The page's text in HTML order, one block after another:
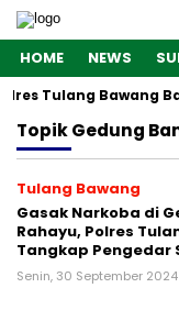
HOME NEWS
Tulang Bawang
TopikGedung
Tulang Bawang
Gasak Narkoba di
Rahayu, Polres
Tangkap Pengedar
Senin, 30 September 2024